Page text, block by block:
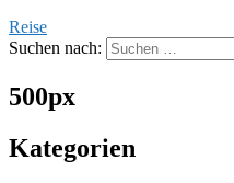
Reise
Suchen nach:
500px
Kategorien